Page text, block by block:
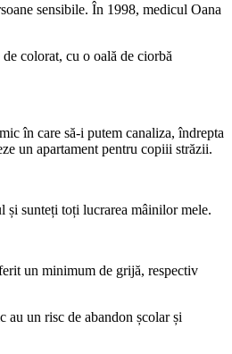
sensibile. În 1998, medicul Oana
colorat, cu o oală de ciorbă
în care să-i putem canaliza, îndrepta
un apartament pentru copiii străzii.
și sunteți toți lucrarea mâinilor mele.
un minimum de grijă, respectiv
un risc de abandon școlar și